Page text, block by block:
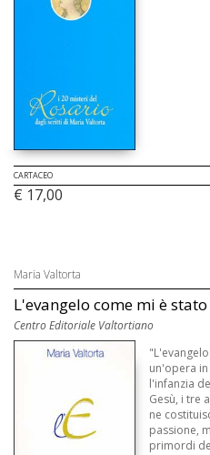
CARTACEO
€ 17,00
Maria Valtorta
L'evangelo come mi è
Centro Editoriale Valtortiano
un'opera
l'infanzia
Gesù, i tre
ne
passione,
primordi